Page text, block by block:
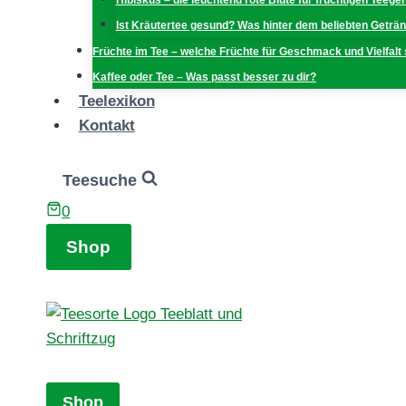
Ist Kräutertee gesund? Was hinter dem beliebten
Früchte im Tee – welche Früchte für Geschmack und Vielfalt
Kaffee oder Tee – Was passt besser zu dir?
Teelexikon
Kontakt
Teesuche
0
Shop
Shop